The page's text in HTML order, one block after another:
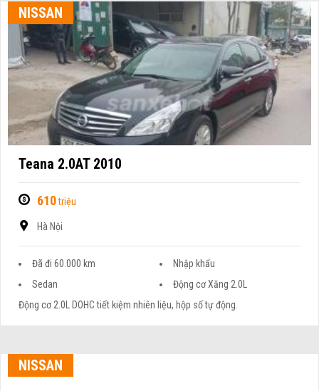
NISSAN
Teana 2.0AT 2010
610triệu
Hà Nội
Đã đi 60.000 km
Nhập khẩu
Sedan
Động cơ Xăng 2.0L
Động cơ 2.0L DOHC tiết kiệm nhiên liệu, hộp số tự động.
NISSAN